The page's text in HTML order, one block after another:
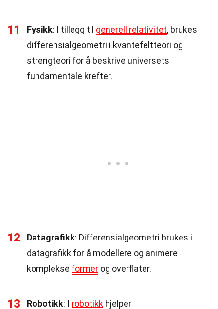
11 Fysikk: I tillegg til generell relativitet, brukes
differensialgeometri i kvantefeltteori og
strengteori for å beskrive universets
fundamentale krefter.
12 Datagrafikk: Differensialgeometri brukes i
datagrafikk for å modellere og animere
komplekse former og overflater.
13 Robotikk: I robotikk hjelper